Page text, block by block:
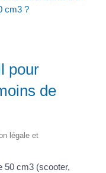
cm3 ?
pour
de
légale et
50 cm3 (scooter,